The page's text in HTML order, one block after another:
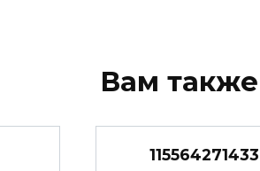
Вам
115564271433